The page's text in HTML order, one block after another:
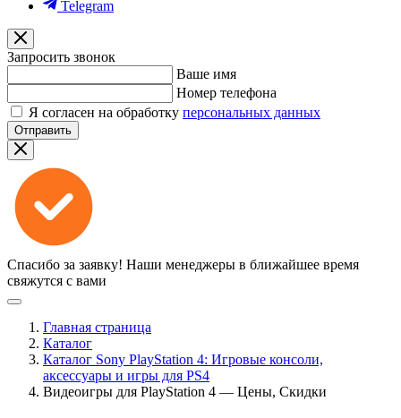
Telegram
Запросить звонок
Ваше имя
Номер телефона
Я согласен на обработку персональных данных
Отправить
Спасибо за заявку! Наши менеджеры в ближайшее время
свяжутся с вами
Главная страница
Каталог
Каталог Sony PlayStation 4: Игровые консоли,
аксессуары и игры для PS4
Видеоигры для PlayStation 4 — Цены, Скидки